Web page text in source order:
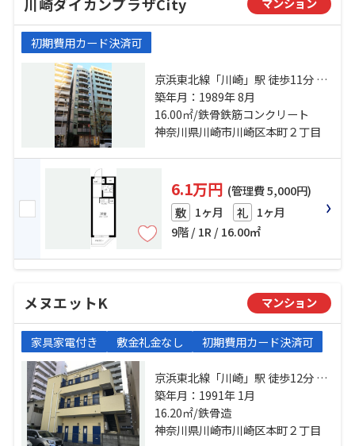
初期費用カード決済可
京浜東北線「川崎」駅 徒歩11分 京
急本線「京急川崎」駅 徒歩9分 京急
大師線「港町」駅 徒歩10分
築年月：1989年 8月
16.00㎡/鉄骨鉄筋コンクリート
神奈川県川崎市川崎区本町２丁目
6.1万円 (管理費 5,000円)
敷 1ヶ月 礼 1ヶ月
9階 / 1R / 16.00㎡
メヌエットK マンション
家具家電付き 敷金礼金なし 初期費用カード決済可
京浜東北線「川崎」駅 徒歩12分 京
急本線「京急川崎」駅 徒歩10分 京
急大師線「港町」駅 徒歩9分
築年月：1991年 1月
16.20㎡/鉄骨造
神奈川県川崎市川崎区本町２丁目